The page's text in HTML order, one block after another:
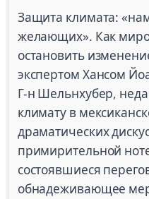
Защита климата:
желающих». Как
остановить
экспертом Хансом
Г-н Шельнхубер,
климату в
драматических
примирительной
состоявшиеся
обнадеживающее